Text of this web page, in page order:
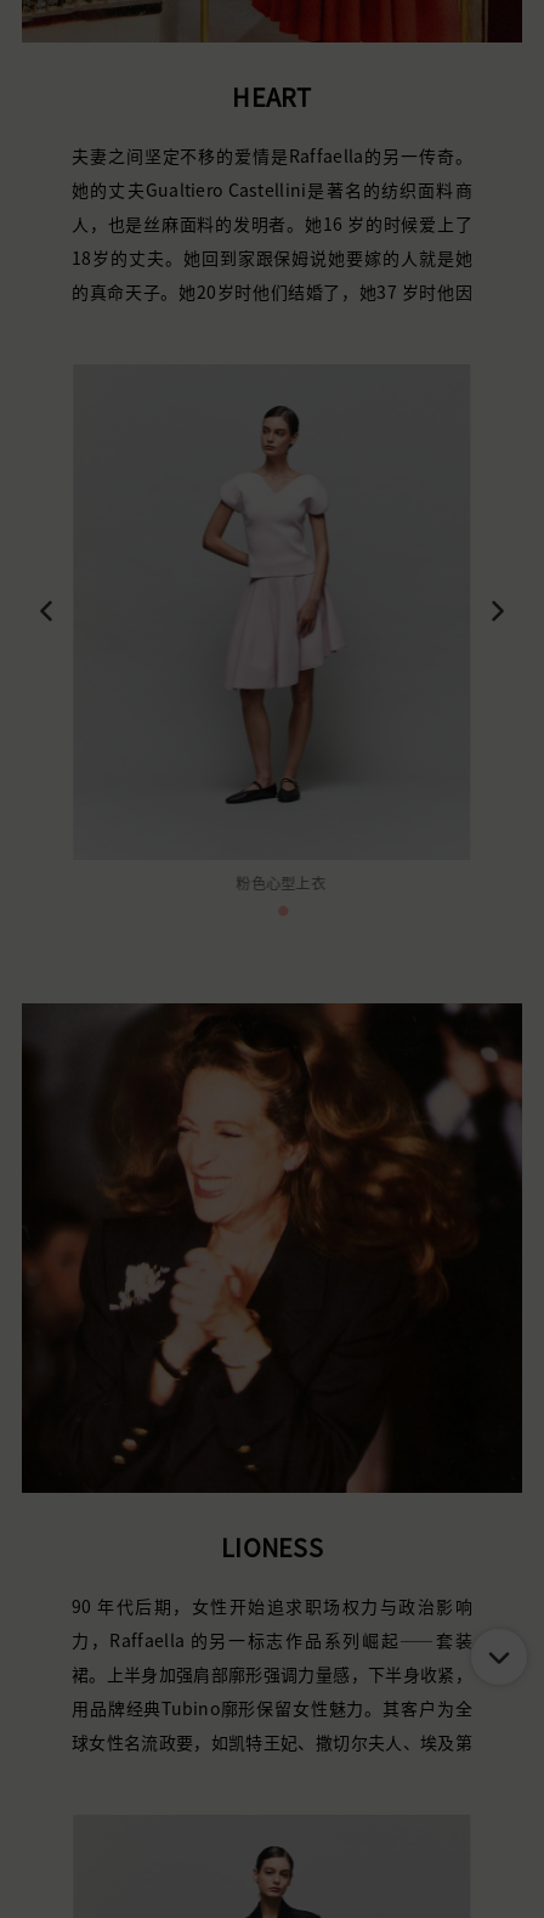
HEART
夫妻之间 坚定不移的爱情 是Raffaella的另一传奇。
她的 丈夫Gualtiero Castellini是著名的纺织面料商
人， 也是丝麻面料的发明者。 她 16 岁的时候爱上了
18岁的 丈夫。 她 回到家跟保姆说 她 要嫁的人就是 她
的真命天子。 她 20岁时他们结婚了， 她37 岁时他因
粉色心型上衣
LIONESS
90 年代后期，女性开始追求职场权力与政治影响
力，
Raffaella 的另一标志作品系列崛起——套装
裙。上半身加强肩部廓形强调力量感，下半身收紧，
用品牌经典Tubino廓形保留女性魅力。其客户为全
球女性名流政要，如凯特王妃、撒切尔夫人、埃及第